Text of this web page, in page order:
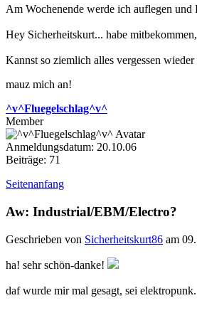
Am Wochenende werde ich auflegen
Hey Sicherheitskurt... habe
Kannst so ziemlich alles vergessen
mauz mich an!
^v^Fluegelschlag^v^
Member
Anmeldungsdatum: 20.10.06
Beiträge: 71
Seitenanfang
Aw: Industrial/EBM/Electro?
Geschrieben von Sicherheitskurt86 am
ha! sehr schön-danke!
daf wurde mir mal gesagt, sei